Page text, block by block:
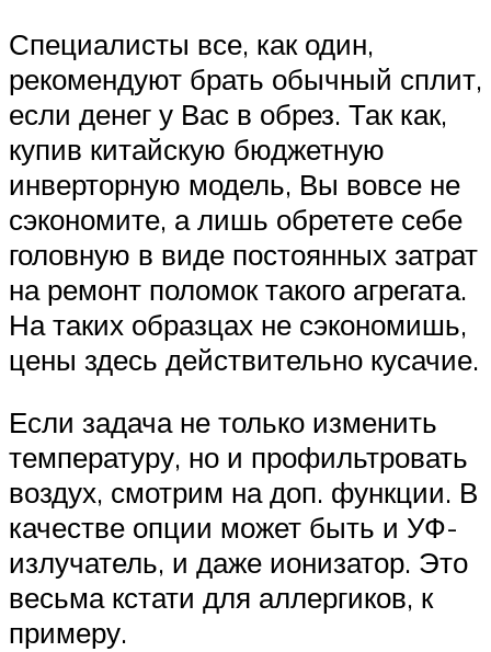
Специалисты все, как один,
рекомендуют брать обычный сплит,
если денег у Вас в обрез. Так как,
купив китайскую бюджетную
инверторную модель, Вы вовсе не
сэкономите, а лишь обретете себе
головную в виде постоянных затрат
на ремонт поломок такого агрегата.
На таких образцах не сэкономишь,
цены здесь действительно кусачие.
Если задача не только изменить
температуру, но и профильтровать
воздух, смотрим на доп. функции. В
качестве опции может быть и УФ-
излучатель, и даже ионизатор. Это
весьма кстати для аллергиков, к
примеру.